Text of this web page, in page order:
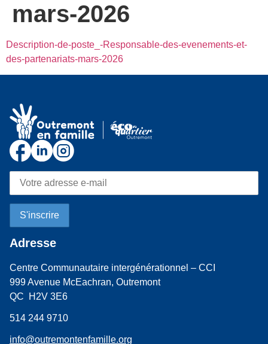
mars-2026
Description-de-poste_-Responsable-des-evenements-et-
des-partenariats-mars-2026
Adresse
Centre Communautaire intergénérationnel – CCI
999 Avenue McEachran, Outremont
QC H2V 3E6
514 244 9710
info@outremontenfamille.org